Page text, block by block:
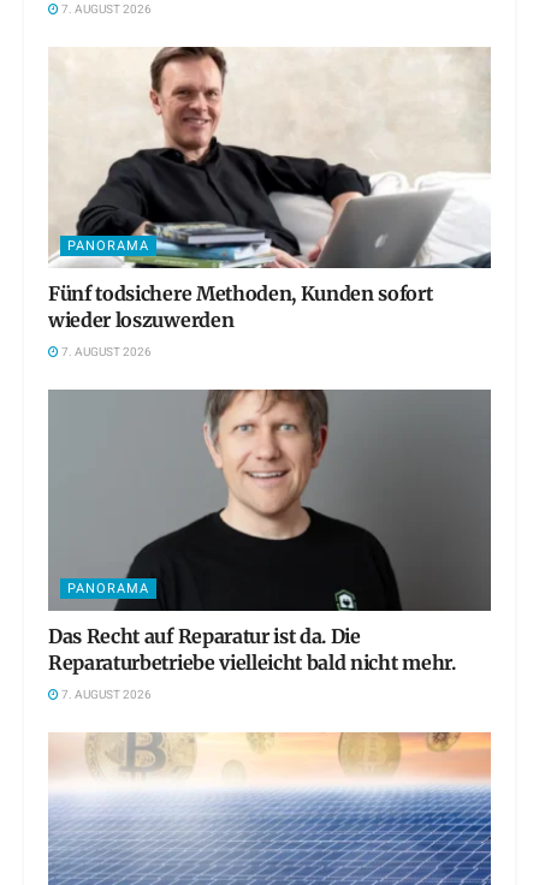
7. AUGUST 2026
PANORAMA
Fünf todsichere Methoden, Kunden sofort
wieder loszuwerden
7. AUGUST 2026
PANORAMA
Das Recht auf Reparatur ist da. Die
Reparaturbetriebe vielleicht bald nicht mehr.
7. AUGUST 2026